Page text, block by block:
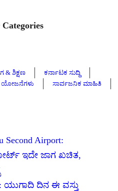
& ಶಿಕ್ಷಣ
ಕರ್ನಾಟಕ ಸುದ್ದಿ
ಯೋಜನೆಗಳು
ಸಾರ್ವಜನಿಕ ಮಾಹಿತಿ
Second Airport:
ಇದೇ ಜಾಗ ಖಚಿತ,
: ಯುಗಾದಿ ದಿನ ಈ ವಸ್ತು